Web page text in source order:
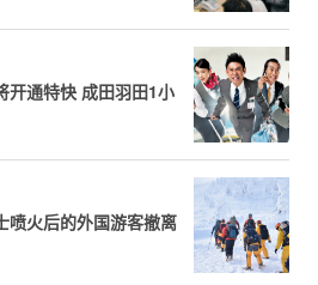
开通特快 成田羽田1小
喷火后的外国游客撤离